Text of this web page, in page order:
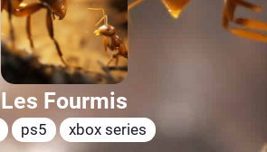
Les Fourmis
ps5 xbox series